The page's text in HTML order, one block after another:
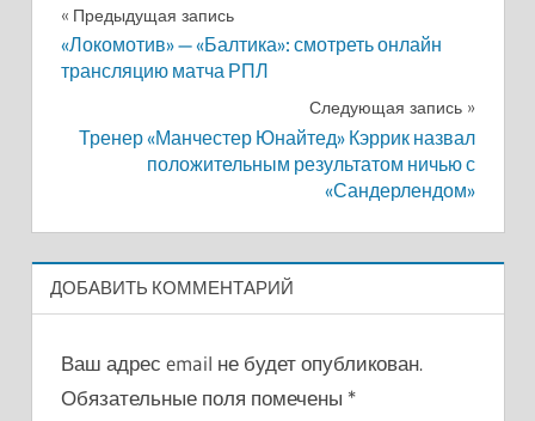
Навигация
по
Предыдущая запись
«Локомотив» — «Балтика»: смотреть онлайн
трансляцию матча РПЛ
Следующая запись
Тренер «Манчестер Юнайтед» Кэррик назвал
положительным результатом ничью с
«Сандерлендом»
ДОБАВИТЬ КОММЕНТАРИЙ
Ваш адрес email не будет опубликован.
Обязательные поля помечены *